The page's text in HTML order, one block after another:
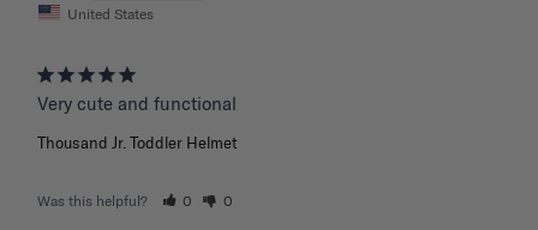
United States
Very cute and functional
Thousand Jr. Toddler Helmet
Was this helpful? 0 0